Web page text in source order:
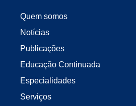
Quem somos
Notícias
Publicações
Educação Continuada
Especialidades
Serviços